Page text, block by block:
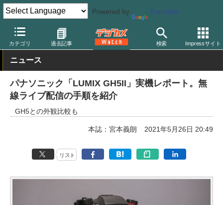
Powered by Translate
カテゴリ 過去記事 検索 Impressサイト
デジカメ Watch カメラ ミラーレスカメラ パナソニック
ニュース
パナソニック「LUMIX GH5II」実機レポート。無
線ライブ配信の手順を紹介
GH5との外観比較も
本誌：宮本義朗 2021年5月26日 20:49
リスト